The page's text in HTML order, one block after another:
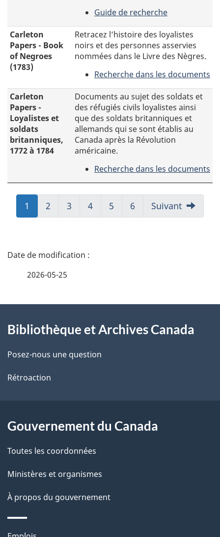
Guide de recherche
Canadiens
ukrainiens
Carleton
Papers - Book
of Negroes
(1783)
Retracez l’histoire des loyalistes
noirs et des personnes asservies
nommées dans le Livre des Nègres.
Recherche dans les documents
Retracez
l’histoire
des
loyalistes
noirs
et
personnes
asservies
nommées
dans
le
Carleton
Papers -
Loyalistes et
soldats
britanniques,
1772 à 1784
Documents au sujet des soldats et
des réfugiés civils loyalistes ainsi
que des soldats britanniques et
allemands qui se sont établis au
Canada après la Révolution
américaine.
Recherche dans les documents
sujet
soldats
et
Canada
la
américaine.
Aller
à:
1
Aller
à:
2
Aller
à:
3
Aller
à:
4
Aller
à:
5
Aller
à:
6 Suivant
D
i
l
s
e
p
a
2026-05-25
propos
de
ce
Bibliothèque et Archives Canada
Posez-nous une question
Rétroaction
Gouvernement du Canada
Toutes les coordonnées
Ministères et organismes
À propos du gouvernement